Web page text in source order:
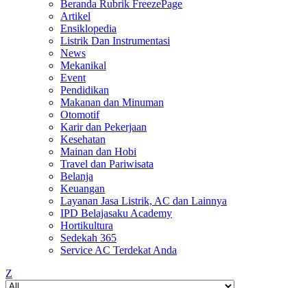
Beranda Rubrik FreezePage
Artikel
Ensiklopedia
Listrik Dan Instrumentasi
News
Mekanikal
Event
Pendidikan
Makanan dan Minuman
Otomotif
Karir dan Pekerjaan
Kesehatan
Mainan dan Hobi
Travel dan Pariwisata
Belanja
Keuangan
Layanan Jasa Listrik, AC dan Lainnya
IPD Belajasaku Academy
Hortikultura
Sedekah 365
Service AC Terdekat Anda
Z